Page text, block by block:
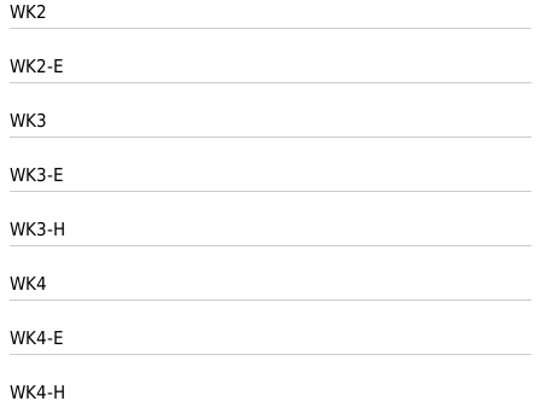
WK2
WK2-E
WK3
WK3-E
WK3-H
WK4
WK4-E
WK4-H